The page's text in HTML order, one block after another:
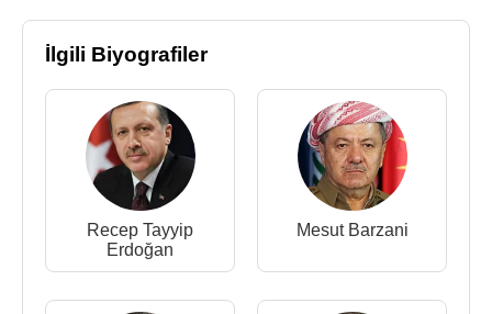
İlgili Biyografiler
Recep Tayyip
Erdoğan
Mesut Barzani